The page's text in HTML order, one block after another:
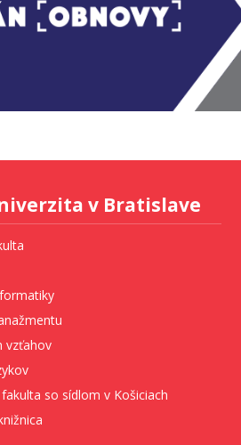
v Bratislave
vzťahov
so sídlom v Košiciach